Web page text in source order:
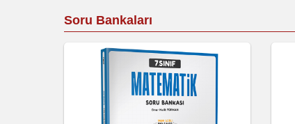
Soru Bankaları